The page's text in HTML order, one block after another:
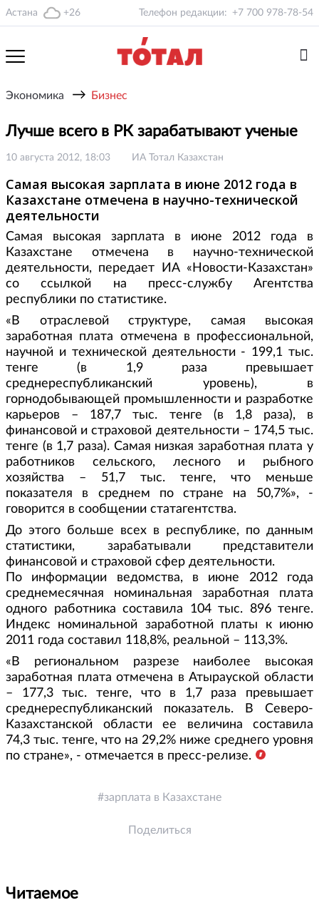
Астана +26 Телефон редакции: +7 700 978-78-54
Экономика → Бизнес
Лучше всего в РК зарабатывают ученые
10 августа 2012, 18:03 ИА Тотал Казахстан
Самая высокая зарплата в июне 2012 года в
Казахстане отмечена в научно-технической
деятельности
Самая высокая зарплата в июне 2012 года в
Казахстане отмечена в научно-технической
деятельности, передает ИА «Новости-Казахстан»
со ссылкой на пресс-службу Агентства
республики по статистике.
«В отраслевой структуре, самая высокая
заработная плата отмечена в профессиональной,
научной и технической деятельности - 199,1 тыс.
тенге (в 1,9 раза превышает
среднереспубликанский уровень), в
горнодобывающей промышленности и разработке
карьеров – 187,7 тыс. тенге (в 1,8 раза), в
финансовой и страховой деятельности – 174,5 тыс.
тенге (в 1,7 раза). Самая низкая заработная плата у
работников сельского, лесного и рыбного
хозяйства – 51,7 тыс. тенге, что меньше
показателя в среднем по стране на 50,7%», -
говорится в сообщении статагентства.
До этого больше всех в республике, по данным
статистики, зарабатывали представители
финансовой и страховой сфер деятельности.
По информации ведомства, в июне 2012 года
среднемесячная номинальная заработная плата
одного работника составила 104 тыс. 896 тенге.
Индекс номинальной заработной платы к июню
2011 года составил 118,8%, реальной – 113,3%.
«В региональном разрезе наиболее высокая
заработная плата отмечена в Атырауской области
– 177,3 тыс. тенге, что в 1,7 раза превышает
среднереспубликанский показатель. В Северо-
Казахстанской области ее величина составила
74,3 тыс. тенге, что на 29,2% ниже среднего уровня
по стране», - отмечается в пресс-релизе.
зарплата в Казахстане
Поделиться
Читаемое